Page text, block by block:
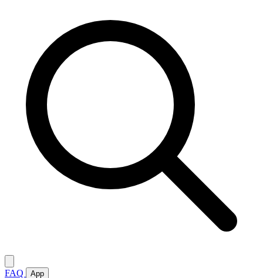
FAQ App